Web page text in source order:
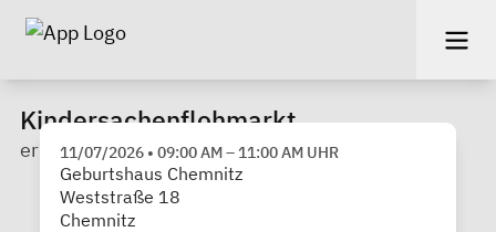
Kindersachenflohmarkt
erlebnis geburt e. V.
11/07/2026 • 09:00 AM– 11:00 AM UHR
Geburtshaus Chemnitz
Weststraße 18
Chemnitz